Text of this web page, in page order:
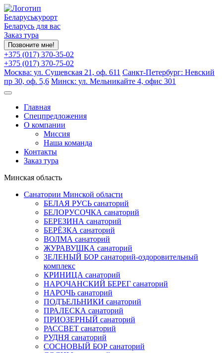
Беларуськурорт
Беларусь для вас
Заказ тура
Позвоните мне!
+375 (017) 370-35-02
+375 (017) 370-75-02
Москва: ул. Сущевская 21, оф. 611 Санкт-Петербург: Невский
пр 30, оф. 5,6 Минск: ул. Мельникайте 4, офис 301
Главная
Спецпредложения
О компании
Миссия
Наша команда
Контакты
Заказ тура
Минская область
Санатории Минской области
БЕЛАЯ РУСЬ санаторий
БЕЛОРУСОЧКА санаторий
БЕРЕЗИНА санаторий
БЕРЁЗКА санаторий
ВОЛМА санаторий
ЖУРАВУШКА санаторий
ЗЕЛЕНЫЙ БОР санаторий-оздоровительный
комплекс
КРИНИЦА санаторий
НАРОЧАНСКИЙ БЕРЕГ санаторий
НАРОЧЬ санаторий
ПОДЪЕЛЬНИКИ санаторий
ПРАЛЕСКА санаторий
ПРИОЗЕРНЫЙ санаторий
РАССВЕТ санаторий
РУДНЯ санаторий
СОСНОВЫЙ БОР санаторий